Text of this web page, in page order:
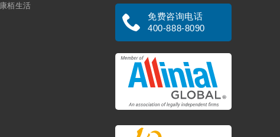
康栢生活
免费咨询电话
400-888-8090